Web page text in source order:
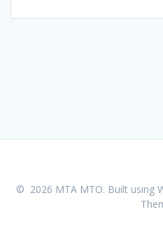
© 2026 MTA MTO. Built using